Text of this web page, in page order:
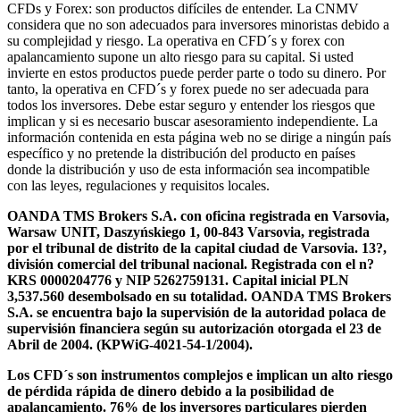
CFDs y Forex: son productos difíciles de entender. La CNMV
considera que no son adecuados para inversores minoristas debido a
su complejidad y riesgo. La operativa en CFD´s y forex con
apalancamiento supone un alto riesgo para su capital. Si usted
invierte en estos productos puede perder parte o todo su dinero. Por
tanto, la operativa en CFD´s y forex puede no ser adecuada para
todos los inversores. Debe estar seguro y entender los riesgos que
implican y si es necesario buscar asesoramiento independiente. La
información contenida en esta página web no se dirige a ningún país
específico y no pretende la distribución del producto en países
donde la distribución y uso de esta información sea incompatible
con las leyes, regulaciones y requisitos locales.
OANDA TMS Brokers S.A. con oficina registrada en Varsovia,
Warsaw UNIT, Daszyńskiego 1, 00-843 Varsovia, registrada
por el tribunal de distrito de la capital ciudad de Varsovia. 13?,
división comercial del tribunal nacional. Registrada con el n?
KRS 0000204776 y NIP 5262759131. Capital inicial PLN
3,537.560 desembolsado en su totalidad. OANDA TMS Brokers
S.A. se encuentra bajo la supervisión de la autoridad polaca de
supervisión financiera según su autorización otorgada el 23 de
Abril de 2004. (KPWiG-4021-54-1/2004).
Los CFD´s son instrumentos complejos e implican un alto riesgo
de pérdida rápida de dinero debido a la posibilidad de
apalancamiento. 76% de los inversores particulares pierden